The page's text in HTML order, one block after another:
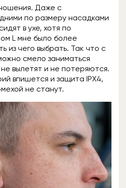
Даже с
по размеру насадками
в ухе, хотя по
L мне было более
из чего выбрать. Так что с
смело заниматься
вылетят и не потеряются.
впишется и защита IPX4,
не станут.